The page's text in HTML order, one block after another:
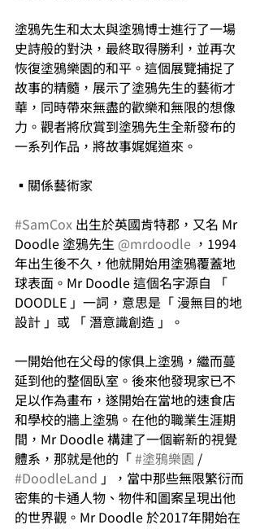
塗鴉先生和太太與塗鴉博士進行了一場
史詩般的對決，最終取得勝利，並再次
恢復塗鴉樂園的和平。這個展覽捕捉了
故事的精髓，展示了塗鴉先生的藝術才
華，同時帶來無盡的歡樂和無限的想像
力。觀者將欣賞到塗鴉先生全新發布的
一系列作品，將故事娓娓道來。
▪關係藝術家
#SamCox 出生於英國肯特郡，又名 Mr
Doodle 塗鴉先生 @mrdoodle ，1994
年出生後不久，他就開始用塗鴉覆蓋地
球表面。Mr Doodle 這個名字源自 「
DOODLE 」一詞，意思是「 漫無目的地
設計 」或 「 潛意識創造 」。
一開始他在父母的傢俱上塗鴉，繼而蔓
延到他的整個臥室。後來他發現家已不
足以作為畫布，遂開始在當地的速⻝店
和學校的牆上塗鴉。在他的職業生涯期
間，Mr Doodle 構建了一個嶄新的視覺
體系，那就是他的「 #塗鴉樂園 /
#DoodleLand 」，當中那些無限繁衍而
密集的卡通人物、物件和圖案呈現出他
的世界觀。Mr Doodle 於2017年開始在